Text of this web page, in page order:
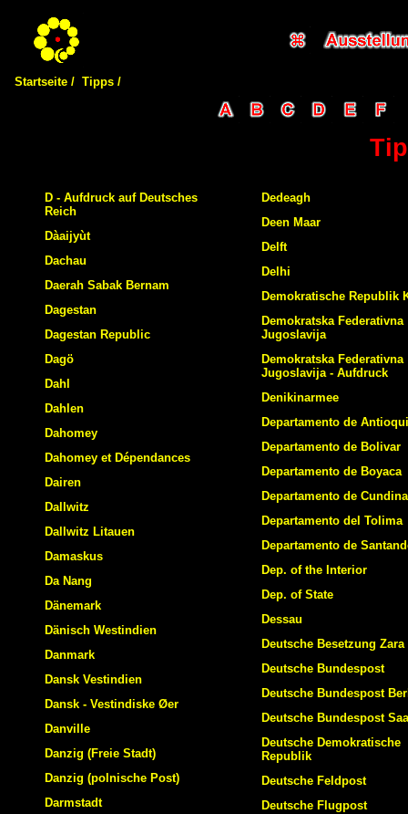
Startseite / Tipps /
D - Aufdruck auf Deutsches
Reich
Dàaijyùt
Dachau
Daerah Sabak Bernam
Dagestan
Dagestan Republic
Dagö
Dahl
Dahlen
Dahomey
Dahomey et Dépendances
Dairen
Dallwitz
Dallwitz Litauen
Damaskus
Da Nang
Dänemark
Dänisch Westindien
Danmark
Dansk Vestindien
Dansk - Vestindiske Øer
Danville
Danzig (Freie Stadt)
Danzig (polnische Post)
Darmstadt
Dedeagh
Deen Maar
Delft
Delhi
Demokratische Republik
Demokratska Federativna
Jugoslavija
Demokratska Federativna
Jugoslavija - Aufdruck
Denikinarmee
Departamento de
Departamento de Bolivar
Departamento de Boyaca
Departamento de
Departamento del Tolima
Departamento de
Dep. of the Interior
Dep. of State
Dessau
Deutsche Besetzung Zara
Deutsche Bundespost
Deutsche Bundespost
Deutsche Bundespost
Deutsche Demokratische
Republik
Deutsche Feldpost
Deutsche Flugpost